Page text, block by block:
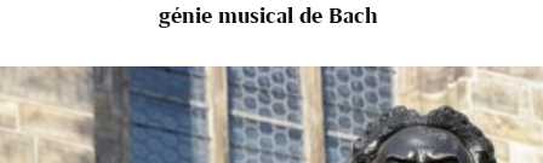
génie musical de Bach